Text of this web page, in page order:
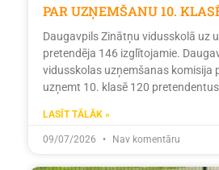
PAR UZŅEMŠANU 10.
Daugavpils Zinātņu vidusskolā uz
pretendēja 146 izglītojamie.
vidusskolas uzņemšanas komisija
uzņemt 10. klasē 120
LASĪT TĀLĀK »
09/07/2026 Nav komentāru